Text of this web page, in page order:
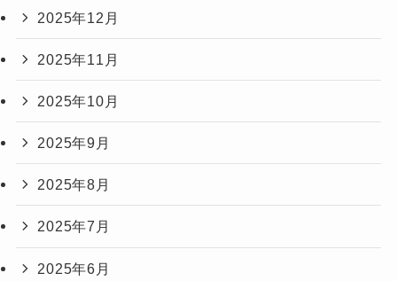
2025年12月
2025年11月
2025年10月
2025年9月
2025年8月
2025年7月
2025年6月